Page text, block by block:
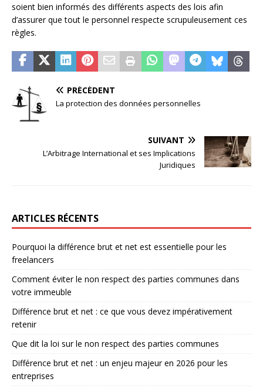
soient bien informés des différents aspects des lois afin
d’assurer que tout le personnel respecte scrupuleusement ces
règles.
PRÉCÉDENT
La protection des données personnelles
SUIVANT
L’Arbitrage International et ses Implications
Juridiques
ARTICLES RÉCENTS
Pourquoi la différence brut et net est essentielle pour les
freelancers
Comment éviter le non respect des parties communes dans
votre immeuble
Différence brut et net : ce que vous devez impérativement
retenir
Que dit la loi sur le non respect des parties communes
Différence brut et net : un enjeu majeur en 2026 pour les
entreprises